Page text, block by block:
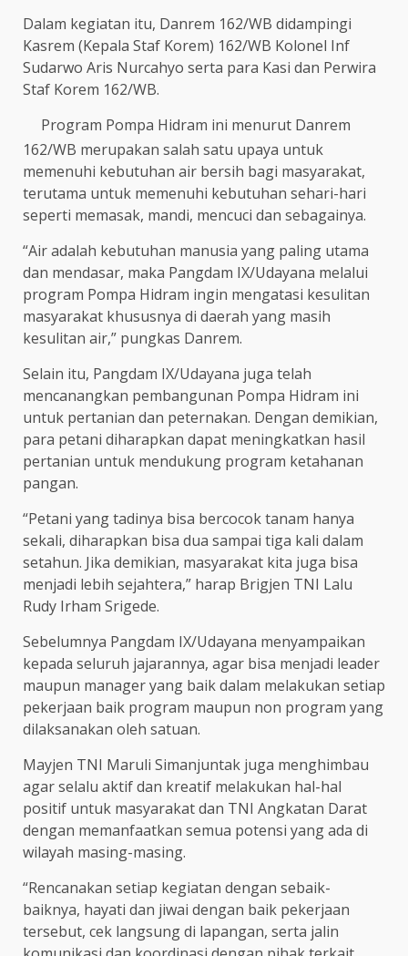
Dalam kegiatan itu, Danrem 162/WB didampingi
Kasrem (Kepala Staf Korem) 162/WB Kolonel Inf
Sudarwo Aris Nurcahyo serta para Kasi dan Perwira
Staf Korem 162/WB.
Program Pompa Hidram ini menurut Danrem
162/WB merupakan salah satu upaya untuk
memenuhi kebutuhan air bersih bagi masyarakat,
terutama untuk memenuhi kebutuhan sehari-hari
seperti memasak, mandi, mencuci dan sebagainya.
“Air adalah kebutuhan manusia yang paling utama
dan mendasar, maka Pangdam IX/Udayana melalui
program Pompa Hidram ingin mengatasi kesulitan
masyarakat khususnya di daerah yang masih
kesulitan air,” pungkas Danrem.
Selain itu, Pangdam IX/Udayana juga telah
mencanangkan pembangunan Pompa Hidram ini
untuk pertanian dan peternakan. Dengan demikian,
para petani diharapkan dapat meningkatkan hasil
pertanian untuk mendukung program ketahanan
pangan.
“Petani yang tadinya bisa bercocok tanam hanya
sekali, diharapkan bisa dua sampai tiga kali dalam
setahun. Jika demikian, masyarakat kita juga bisa
menjadi lebih sejahtera,” harap Brigjen TNI Lalu
Rudy Irham Srigede.
Sebelumnya Pangdam IX/Udayana menyampaikan
kepada seluruh jajarannya, agar bisa menjadi leader
maupun manager yang baik dalam melakukan setiap
pekerjaan baik program maupun non program yang
dilaksanakan oleh satuan.
Mayjen TNI Maruli Simanjuntak juga menghimbau
agar selalu aktif dan kreatif melakukan hal-hal
positif untuk masyarakat dan TNI Angkatan Darat
dengan memanfaatkan semua potensi yang ada di
wilayah masing-masing.
“Rencanakan setiap kegiatan dengan sebaik-
baiknya, hayati dan jiwai dengan baik pekerjaan
tersebut, cek langsung di lapangan, serta jalin